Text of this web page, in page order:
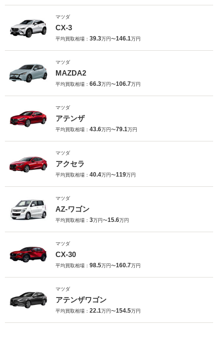
マツダ
CX-3
平均買取相場： 39.3万円〜146.1万円
マツダ
MAZDA2
平均買取相場： 66.3万円〜106.7万円
マツダ
アテンザ
平均買取相場： 43.6万円〜79.1万円
マツダ
アクセラ
平均買取相場： 40.4万円〜119万円
マツダ
AZ-ワゴン
平均買取相場： 3万円〜15.6万円
マツダ
CX-30
平均買取相場： 98.5万円〜160.7万円
マツダ
アテンザワゴン
平均買取相場： 22.1万円〜154.5万円